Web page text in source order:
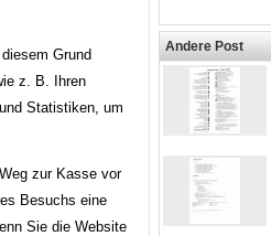
Grund
z. B. Ihren
Statistiken, um
zur Kasse vor
Besuchs eine
Sie die Website
Andere Post